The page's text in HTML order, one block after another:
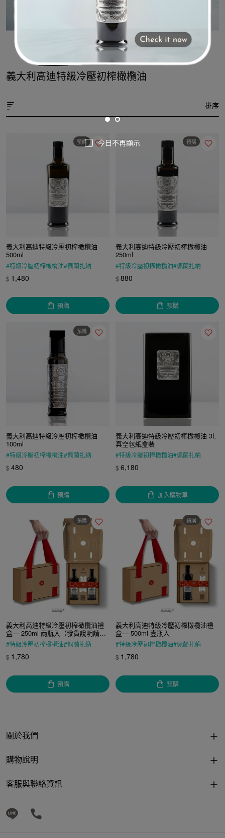
義大利高迪特級冷壓初榨橄欖油
排序
預購
義大利高迪特級冷壓初榨橄欖油
500ml
#特級冷壓初榨橄欖油#佩蘭扎納
# 控溫海運
$ 1,480
預購
預購
義大利高迪特級冷壓初榨橄欖油
250ml
#特級冷壓初榨橄欖油#佩蘭扎納
# 控溫海運
$ 880
預購
預購
義大利高迪特級冷壓初榨橄欖油
100ml
#特級冷壓初榨橄欖油#佩蘭扎納
$ 480
預購
義大利高迪特級冷壓初榨橄欖油 3L
真空包紙盒裝
#特級冷壓初榨橄欖油#佩蘭扎納
# 控溫海運
$ 6,180
加入購物車
預購
義大利高迪特級冷壓初榨橄欖油禮
盒— 250ml 兩瓶入（發貨說明請聯
繫客服）
#特級冷壓初榨橄欖油#佩蘭扎納
# 控溫海運
$ 1,780
預購
預購
義大利高迪特級冷壓初榨橄欖油禮
盒— 500ml 壹瓶入
#特級冷壓初榨橄欖油#佩蘭扎納
# 控溫海運
$ 1,780
預購
關於我們
購物說明
客服與聯絡資訊
今日不再顯示